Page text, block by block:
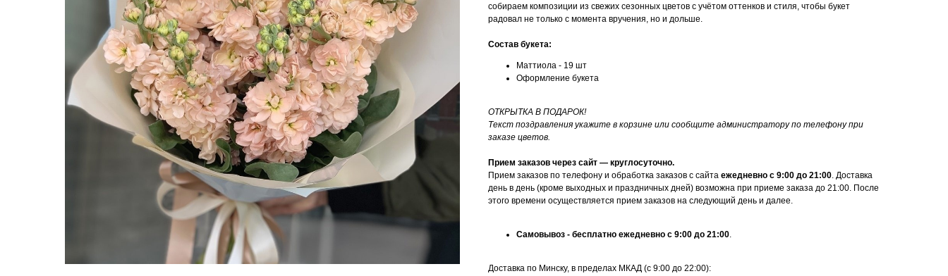
собираем композиции из свежих сезонных цветов с учётом оттенков и стиля, чтобы букет
радовал не только с момента вручения, но и дольше.
Состав букета:
Маттиола - 19 шт
Оформление букета
ОТКРЫТКА В ПОДАРОК!
Текст поздравления укажите в корзине или сообщите администратору по телефону при
заказе цветов.
Прием заказов через сайт — круглосуточно.
Прием заказов по телефону и обработка заказов с сайта ежедневно с 9:00 до 21:00 . Доставка
день в день (кроме выходных и праздничных дней) возможна при приеме заказа до 21:00. После
этого времени осуществляется прием заказов на следующий день и далее.
Самовывоз - бесплатно ежедневно с 9:00 до 21:00
Доставка по Минску, в пределах МКАД (с 9:00 до 22:00):